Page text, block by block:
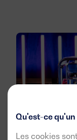
Qu'est-ce
Les cookies